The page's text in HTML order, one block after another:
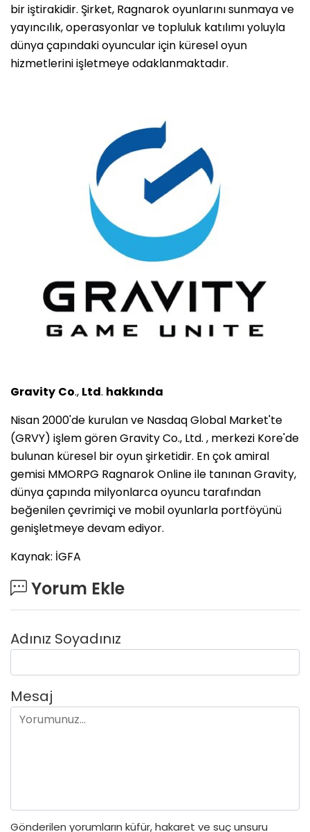
bir iştirakidir. Şirket, Ragnarok oyunlarını sunmaya ve
yayıncılık, operasyonlar ve topluluk katılımı yoluyla
dünya çapındaki oyuncular için küresel oyun
hizmetlerini işletmeye odaklanmaktadır.
Gravity Co., Ltd. hakkında
Nisan 2000'de kurulan ve Nasdaq Global Market'te
(GRVY) işlem gören Gravity Co., Ltd. , merkezi Kore'de
bulunan küresel bir oyun şirketidir. En çok amiral
gemisi MMORPG Ragnarok Online ile tanınan Gravity,
dünya çapında milyonlarca oyuncu tarafından
beğenilen çevrimiçi ve mobil oyunlarla portföyünü
genişletmeye devam ediyor.
Kaynak: İGFA
Yorum Ekle
Adınız Soyadınız
Mesaj
Gönderilen yorumların küfür, hakaret ve suç unsuru